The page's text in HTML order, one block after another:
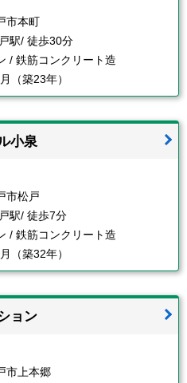
市本町
駅/ 徒歩30分
/ 鉄筋コンクリート造
（築23年）
小泉
市松戸
駅/ 徒歩7分
/ 鉄筋コンクリート造
（築32年）
ョン
市上本郷